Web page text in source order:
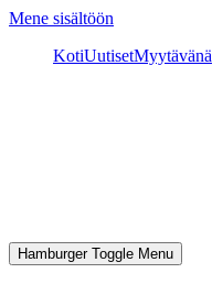
Mene sisältöön
KotiUutisetMyytävänä
Hamburger Toggle Menu